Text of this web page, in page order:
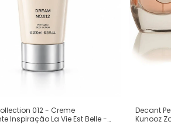
012 - Creme
Inspiração La Vie Est Belle -
Decant
Kunooz